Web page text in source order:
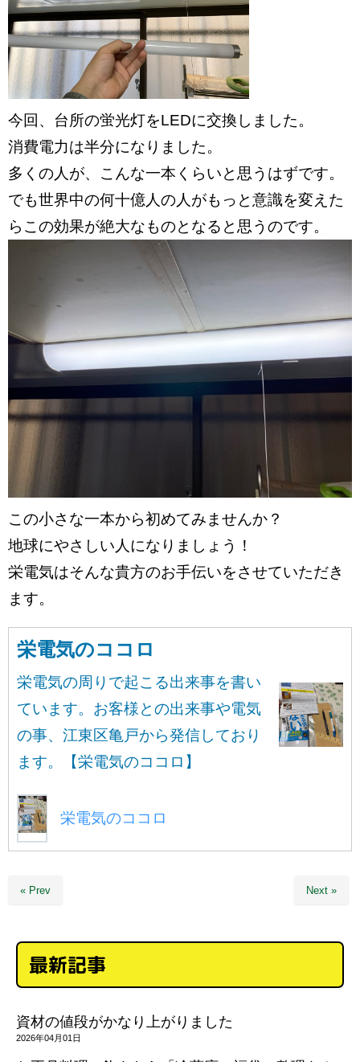
今回、台所の蛍光灯をLEDに交換しました。
消費電力は半分になりました。
多くの人が、こんな一本くらいと思うはずです。
でも世界中の何十億人の人がもっと意識を変えた
らこの効果が絶大なものとなると思うのです。
この小さな一本から初めてみませんか？
地球にやさしい人になりましょう！
栄電気はそんな貴方のお手伝いをさせていただき
ます。
栄電気のココロ
栄電気の周りで起こる出来事を書い
ています。お客様との出来事や電気
の事、江東区亀戸から発信しており
ます。【栄電気のココロ】
栄電気のココロ
« Prev Next »
最新記事
資材の値段がかなり上がりました
2026年04月01日